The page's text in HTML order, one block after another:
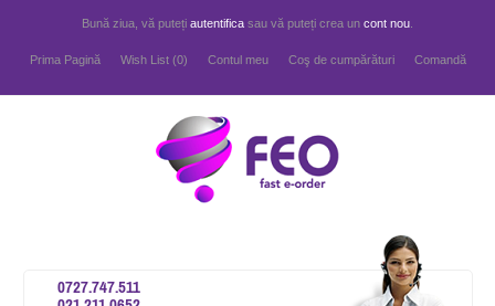
Bună ziua, vă puteți autentifica sau vă puteți crea un cont nou
Prima Pagină Wish List (0) Contul meu Coş de cumpărături Comandă
0727.747.511